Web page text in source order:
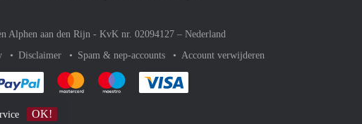
Alphen aan den Rijn - KvK nr. 02094127 – Nederland
Disclaimer Spam & nep-accounts Account verwijderen
Je rekent gemakkelijk af met Paypal
Je rekent gemakkelijk af met Mastercard
Je rekent gemakkelijk af met Meastro
OK!